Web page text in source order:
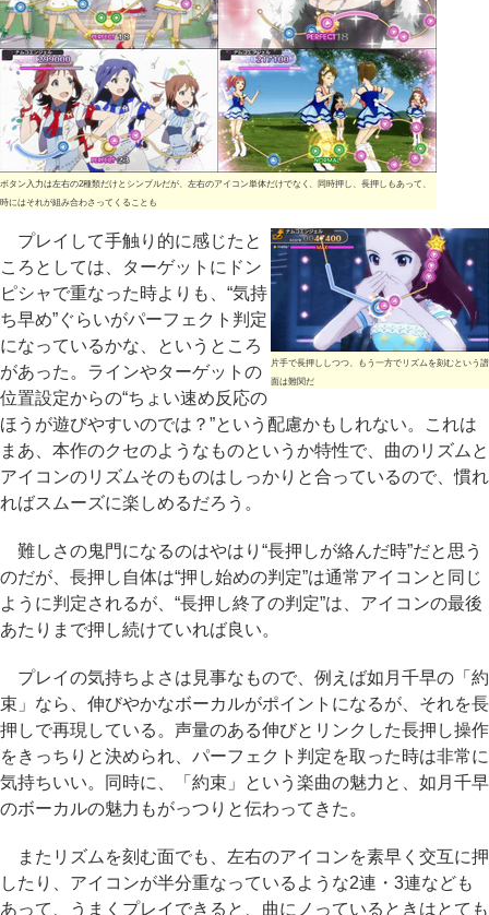
ボタン入力は左右の2種類だけとシンプルだが、左右のアイコン単体だけでなく、同時押し、長押しもあって、
時にはそれが組み合わさってくることも
片手で長押ししつつ、もう一方でリズムを刻むという譜
面は難関だ
プレイして手触り的に感じたと
ころとしては、ターゲットにドン
ピシャで重なった時よりも、“気持
ち早め”ぐらいがパーフェクト判定
になっているかな、というところ
があった。ラインやターゲットの
位置設定からの“ちょい速め反応の
ほうが遊びやすいのでは？”という配慮かもしれない。これは
まあ、本作のクセのようなものというか特性で、曲のリズムと
アイコンのリズムそのものはしっかりと合っているので、慣れ
ればスムーズに楽しめるだろう。
難しさの鬼門になるのはやはり“長押しが絡んだ時”だと思う
のだが、長押し自体は“押し始めの判定”は通常アイコンと同じ
ように判定されるが、“長押し終了の判定”は、アイコンの最後
あたりまで押し続けていれば良い。
プレイの気持ちよさは見事なもので、例えば如月千早の「約
束」なら、伸びやかなボーカルがポイントになるが、それを長
押しで再現している。声量のある伸びとリンクした長押し操作
をきっちりと決められ、パーフェクト判定を取った時は非常に
気持ちいい。同時に、「約束」という楽曲の魅力と、如月千早
のボーカルの魅力もがっつりと伝わってきた。
またリズムを刻む面でも、左右のアイコンを素早く交互に押
したり、アイコンが半分重なっているような2連・3連なども
あって、うまくプレイできると、曲にノっているときはとても